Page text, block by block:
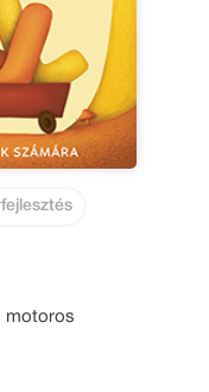
motoros